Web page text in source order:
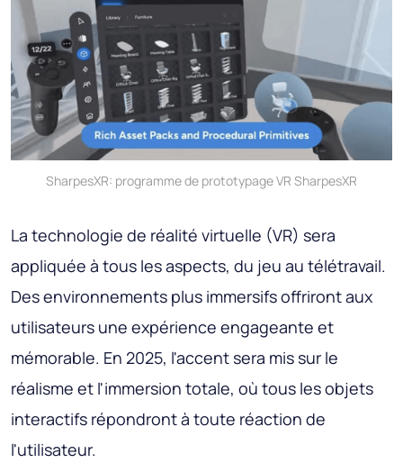
SharpesXR: programme de prototypage VR SharpesXR
La technologie de réalité virtuelle (VR) sera
appliquée à tous les aspects, du jeu au télétravail.
Des environnements plus immersifs offriront aux
utilisateurs une expérience engageante et
mémorable. En 2025, l'accent sera mis sur le
réalisme et l'immersion totale, où tous les objets
interactifs répondront à toute réaction de
l'utilisateur.